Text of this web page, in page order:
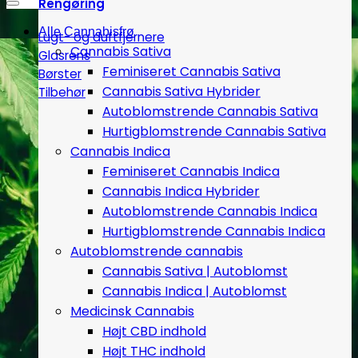
Rengøring
Lugt- og duftfjernere
Glasrens
Børster
Tilbehør
Alle Cannabisfrø
Cannabis Sativa
Feminiseret Cannabis Sativa
Cannabis Sativa Hybrider
Autoblomstrende Cannabis Sativa
Hurtigblomstrende Cannabis Sativa
Cannabis Indica
Feminiseret Cannabis Indica
Cannabis Indica Hybrider
Autoblomstrende Cannabis Indica
Hurtigblomstrende Cannabis Indica
Autoblomstrende cannabis
Cannabis Sativa | Autoblomst
Cannabis Indica | Autoblomst
Medicinsk Cannabis
Højt CBD indhold
Højt THC indhold